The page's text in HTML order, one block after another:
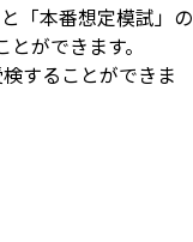
「本番想定模試」の
ができます。
することができま